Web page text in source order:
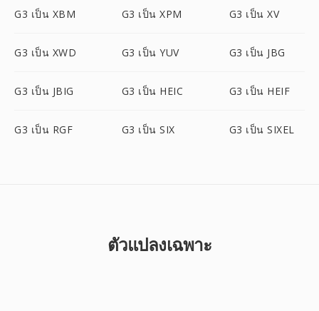
G3 เป็น XBM G3 เป็น XPM G3 เป็น XV
G3 เป็น XWD G3 เป็น YUV G3 เป็น JBG
G3 เป็น JBIG G3 เป็น HEIC G3 เป็น HEIF
G3 เป็น RGF G3 เป็น SIX G3 เป็น SIXEL
ตัวแปลงเฉพาะ